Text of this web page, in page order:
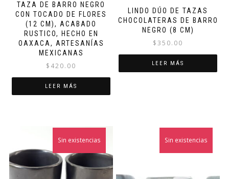
TAZA DE BARRO NEGRO
CON TOCADO DE FLORES
(12 CM), ACABADO
RUSTICO, HECHO EN
OAXACA, ARTESANÍAS
MEXICANAS
$ 420.00
LEER MÁS
LINDO DÚO DE TAZAS
CHOCOLATERAS DE BARRO
NEGRO (8 CM)
$350.00
LEER MÁS
¡Oferta!
Sin existencias Sin existencias